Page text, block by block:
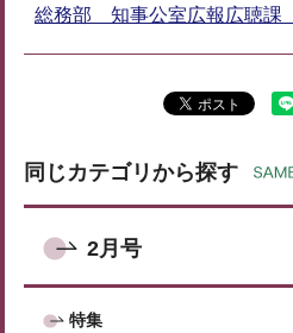
総務部 知事公室広報広聴課
同じカテゴリから探す
2月号
特集